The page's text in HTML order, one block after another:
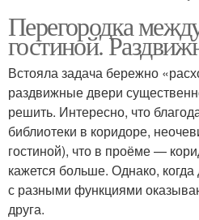
Перегородка
гостиной.
Встояла задача бережно
раздвижные двери
решить. Интересно, что
библиотеки в коридоре,
гостиной), что в проёме —
кажется больше. Однако,
с разными функциями
друга.